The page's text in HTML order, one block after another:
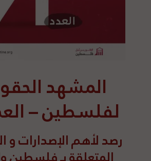
المشهد
لفلسطين –
رصدلأهم الإصدارات و